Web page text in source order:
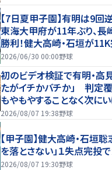
【7日夏甲子園】有明は9回
東海大甲府が11年ぶり、
勝利！健大高崎・石垣が11K
2026/06/30 00:00野球
初のビデオ検証で有明・高
たがイチかバチか」 判定覆
もやもやすることなく次に
2026/08/07 19:38野球
【甲子園】健大高崎・石垣聡
を落とさない」１失点完投
2026/08/07 19:30野球